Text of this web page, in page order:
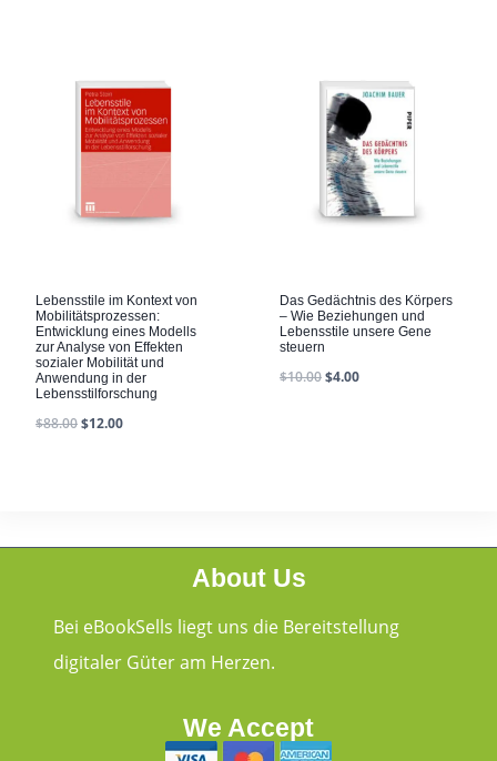
Lebensstile im Kontext von
Mobilitätsprozessen:
Entwicklung eines Modells
zur Analyse von Effekten
sozialer Mobilität und
Anwendung in der
Lebensstilforschung
$88.00$12.00
Das Gedächtnis des Körpers
– Wie Beziehungen und
Lebensstile unsere Gene
steuern
$10.00$4.00
About Us
Bei eBookSells liegt uns die Bereitstellung
digitaler Güter am Herzen.
We Accept